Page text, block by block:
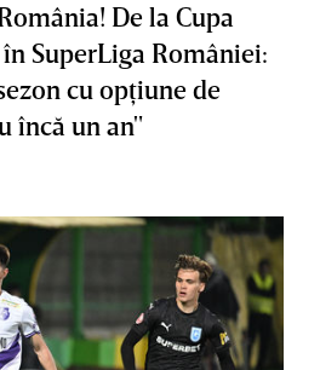
De la Cupa
SuperLiga României:
cu opţiune de
încă un an"